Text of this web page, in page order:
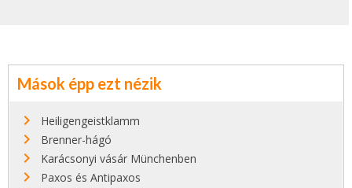
Mások épp ezt nézik
Heiligengeistklamm
Brenner-hágó
Karácsonyi vásár Münchenben
Paxos és Antipaxos